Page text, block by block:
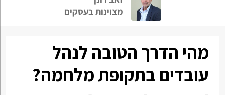
מצוינות בעסקים
מהי הדרך הטובה לנהל
עובדים בתקופת מלחמה?